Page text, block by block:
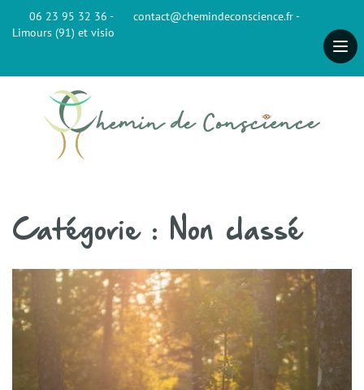
06 23 95 32 36 -
contact@chemindeconscience.fr -
Limours (91) et visio
Catégorie : Non classé